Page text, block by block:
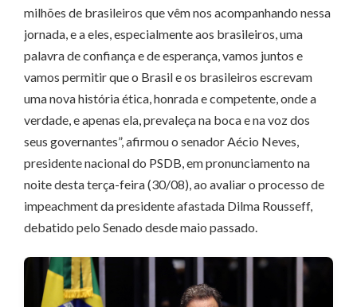
milhões de brasileiros que vêm nos acompanhando nessa
jornada, e a eles, especialmente aos brasileiros, uma
palavra de confiança e de esperança, vamos juntos e
vamos permitir que o Brasil e os brasileiros escrevam
uma nova história ética, honrada e competente, onde a
verdade, e apenas ela, prevaleça na boca e na voz dos
seus governantes”, afirmou o senador Aécio Neves,
presidente nacional do PSDB, em pronunciamento na
noite desta terça-feira (30/08), ao avaliar o processo de
impeachment da presidente afastada Dilma Rousseff,
debatido pelo Senado desde maio passado.